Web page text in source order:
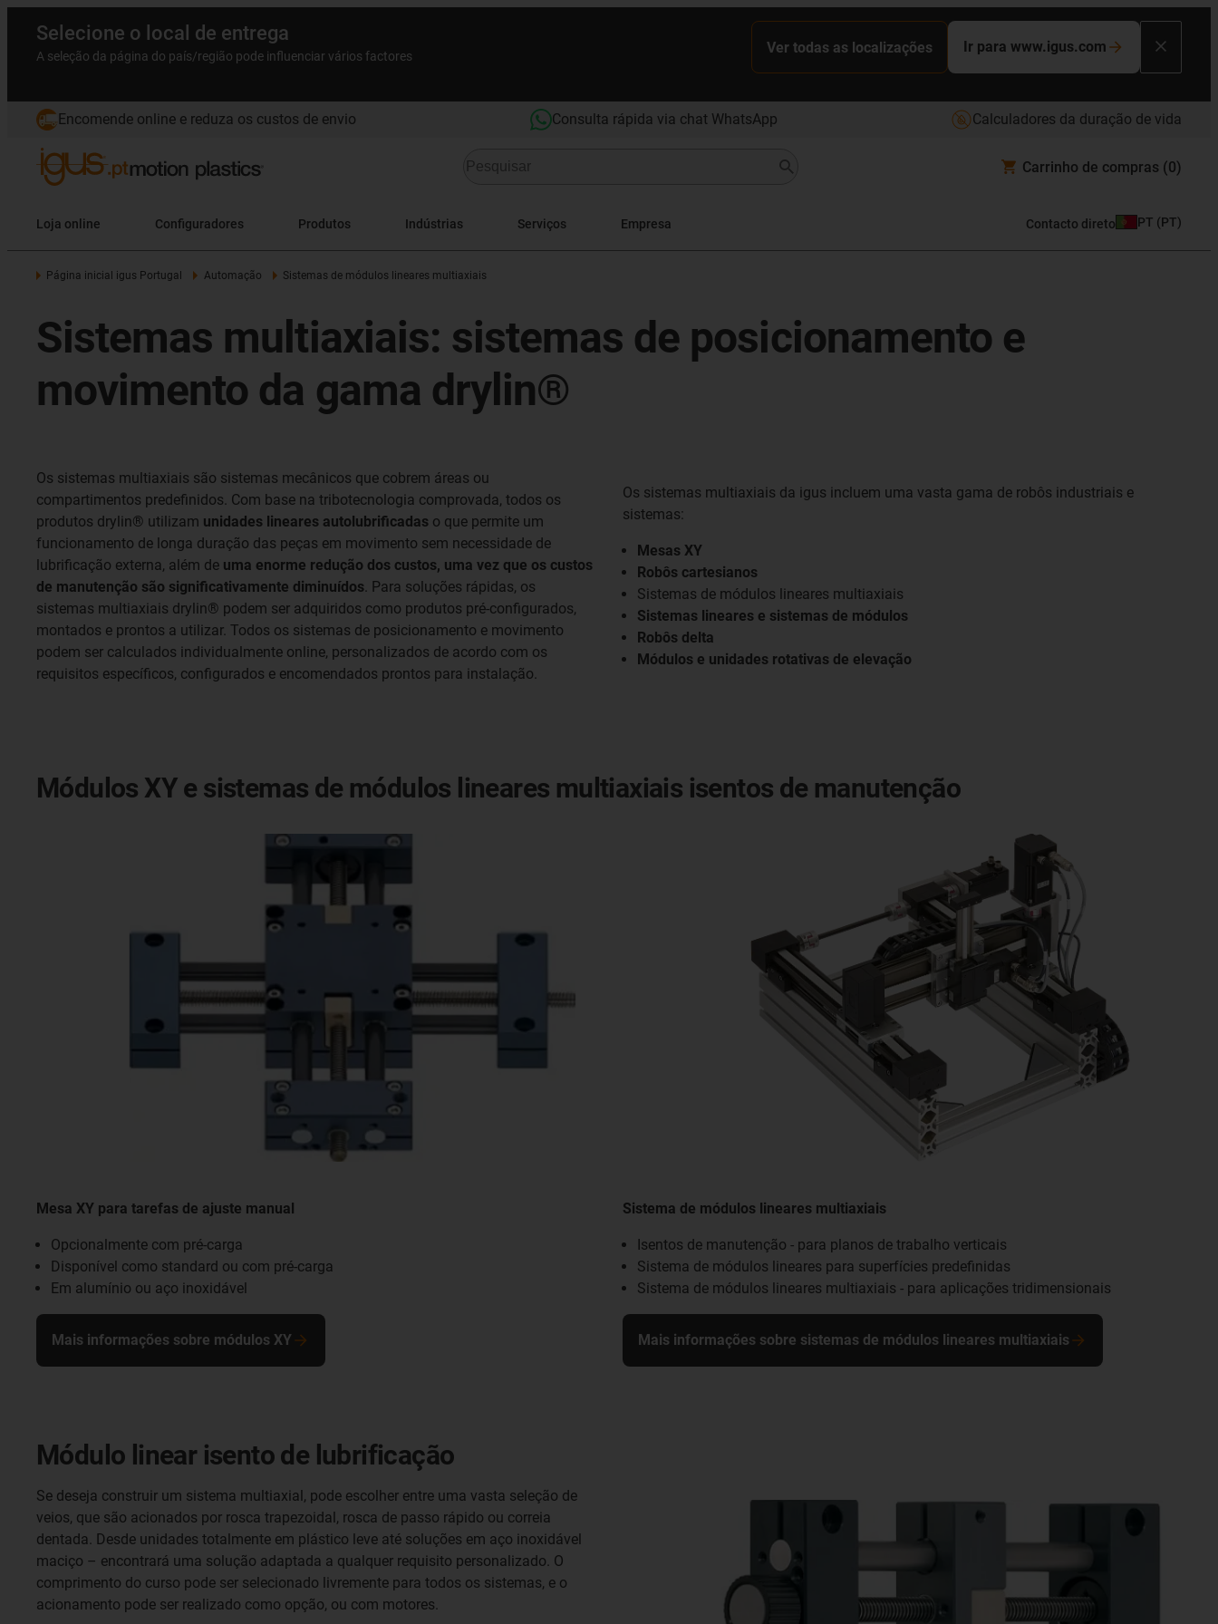
Selecione o local de entrega
A seleção da página do país/região pode influenciar vários factores
Ver todas as localizações Ir para www.igus.com
Encomende online e reduza os custos de envio Consulta rápida via chat WhatsApp Calculadores da duração de vida
Carrinho de compras (0)
Loja online Configuradores Produtos Indústrias Serviços Empresa Contacto direto PT (PT)
Página inicial igus Portugal Automação Sistemas de módulos lineares multiaxiais
Sistemas multiaxiais: sistemas de posicionamento e
movimento da gama drylin®
Os sistemas multiaxiais são sistemas mecânicos que cobrem áreas ou
compartimentos predefinidos. Com base na tribotecnologia comprovada, todos os
produtos drylin® utilizam unidades lineares autolubrificadas o que permite um
funcionamento de longa duração das peças em movimento sem necessidade de
lubrificação externa, além de uma enorme redução dos custos, uma vez que os custos
de manutenção são significativamente diminuídos. Para soluções rápidas, os
sistemas multiaxiais drylin® podem ser adquiridos como produtos pré-configurados,
montados e prontos a utilizar. Todos os sistemas de posicionamento e movimento
podem ser calculados individualmente online, personalizados de acordo com os
requisitos específicos, configurados e encomendados prontos para instalação.
Os sistemas multiaxiais da igus incluem uma vasta gama de robôs industriais e
sistemas:
Mesas XY
Robôs cartesianos
Sistemas de módulos lineares multiaxiais
Sistemas lineares e sistemas de módulos
Robôs delta
Módulos e unidades rotativas de elevação
Módulos XY e sistemas de módulos lineares multiaxiais isentos de manutenção
Mesa XY para tarefas de ajuste manual
Opcionalmente com pré-carga
Disponível como standard ou com pré-carga
Em alumínio ou aço inoxidável
Mais informações sobre módulos XY
Sistema de módulos lineares multiaxiais
Isentos de manutenção - para planos de trabalho verticais
Sistema de módulos lineares para superfícies predefinidas
Sistema de módulos lineares multiaxiais - para aplicações tridimensionais
Mais informações sobre sistemas de módulos lineares multiaxiais
Módulo linear isento de lubrificação
Se deseja construir um sistema multiaxial, pode escolher entre uma vasta seleção de
veios, que são acionados por rosca trapezoidal, rosca de passo rápido ou correia
dentada. Desde unidades totalmente em plástico leve até soluções em aço inoxidável
maciço – encontrará uma solução adaptada a qualquer requisito personalizado. O
comprimento do curso pode ser selecionado livremente para todos os sistemas, e o
acionamento pode ser realizado como opção, ou com motores.